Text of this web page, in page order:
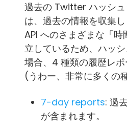
過去の Twitter ハッシュ
は、過去の情報を収集
API へのさまざまな「
立しているため、ハッ
場合、4 種類の履歴レ
(うわー、非常に多くの
7-day reports: 過
が含まれます。